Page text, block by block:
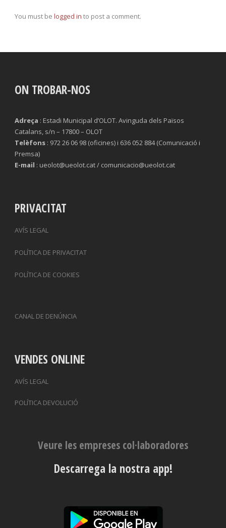
You must be logged in to post a comment.
ON TROBAR-NOS
Adreça : Estadi Municipal d’OLOT. Avinguda dels Països
Catalans, s/n – 17800 – OLOT
Telèfons : 972 26 06 98 (oficines) i 636 052 884 (Comunicació i
Premsa)
E-mail : ueolot@ueolot.cat / comunicacio@ueolot.cat
PRIVACITAT
AVÍS LEGAL
POLÍTICA DE PRIVACITAT
POLÍTICA DE COOKIES
CANAL DE DENÚNCIA
VENDES ONLINE
AVÍS LEGAL
POLÍTICA DEVOLUCIÓ
Veure les empreses col·laboradores
Descarrega la nostra app!